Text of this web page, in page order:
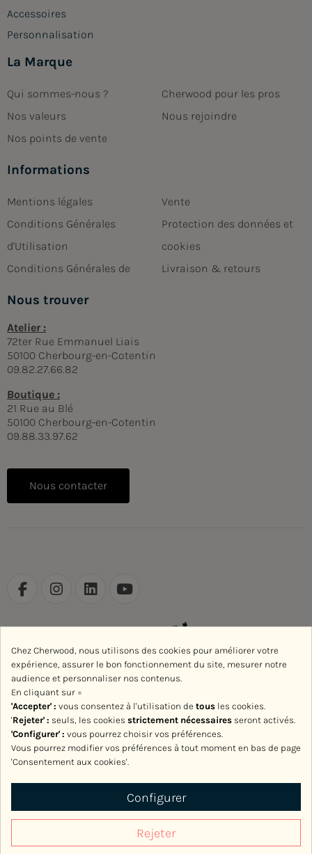
Accessoires
Personnalisation
La Marque
Qui sommes-nous ?
Nos valeurs
Nos points de vente
Cherwood pour les pros
Nous rejoindre
Informations
Mentions légales
Conditions Générales
d'Utilisation
Conditions Générales de
Vente
Protection des données et
cookies
Livraison & retours
Nous trouver
Atelier :
72ter Rue Emmanuel Liais
50100 Cherbourg-en-Cotentin
09.82.27.66.82
Boutique :
21 Rue au Blé
50100 Cherbourg-en-Cotentin
09.88.33.97.62
Nous contacter
Chez Cherwood, nous utilisons des cookies pour améliorer votre
expérience, assurer le bon fonctionnement du site, mesurer notre
audience et personnaliser nos contenus.
En cliquant sur =
'Accepter' : vous consentez à l'utilisation de tous les cookies.
'Rejeter' : seuls, les cookies strictement nécessaires seront activés.
'Configurer' : vous pourrez choisir vos préférences.
Vous pourrez modifier vos préférences à tout moment en bas de page
'Consentement aux cookies'.
Configurer
Rejeter